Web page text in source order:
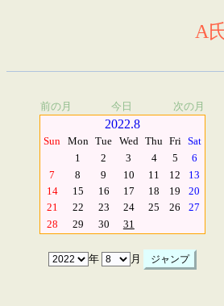
A
前の月 今日 次の月
2022.8
Sun Mon Tue Wed Thu Fri Sat
1
2 3 4 5
6
7
8 9 10 11 12
13
14
15 16 17 18 19
20
21
22 23 24 25 26
27
28
29 30 31
年 月